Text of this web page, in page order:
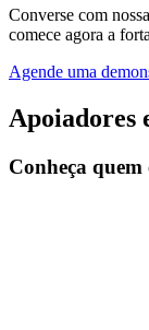
Converse com
comece agora a
Agende uma
Apoiadores
Conheça